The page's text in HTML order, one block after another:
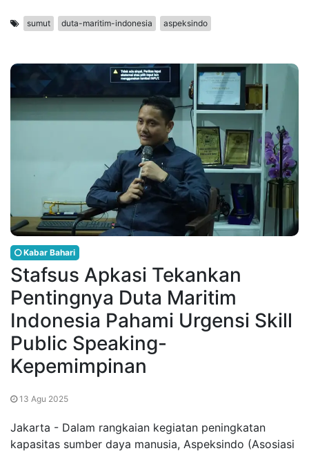
sumut duta-maritim-indonesia aspeksindo
Kabar Bahari
Stafsus Apkasi Tekankan
Pentingnya Duta Maritim
Indonesia Pahami Urgensi Skill
Public Speaking-
Kepemimpinan
13 Agu 2025
Jakarta - Dalam rangkaian kegiatan peningkatan
kapasitas sumber daya manusia, Aspeksindo (Asosiasi